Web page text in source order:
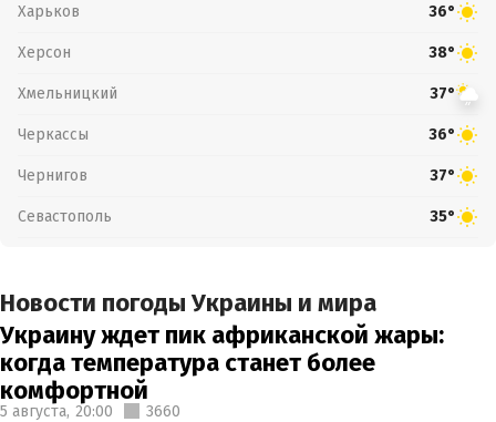
Харьков 36°
Херсон 38°
Хмельницкий 37°
Черкассы 36°
Чернигов 37°
Севастополь 35°
Новости погоды Украины и мира
Украину ждет пик африканской жары:
когда температура станет более
комфортной
5 августа, 20:00 3660